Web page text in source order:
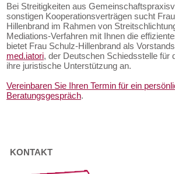
Bei Streitigkeiten aus
sonstigen Kooperationsverträgen sucht
Hillenbrand im Rahmen von
Mediations-Verfahren mit Ihnen die
bietet Frau Schulz-Hillenbrand als
med.iatori, der Deutschen Schiedsstelle für
ihre juristische Unterstützung an.
Vereinbaren Sie Ihren Termin für ein
Beratungsgespräch.
KONTAKT